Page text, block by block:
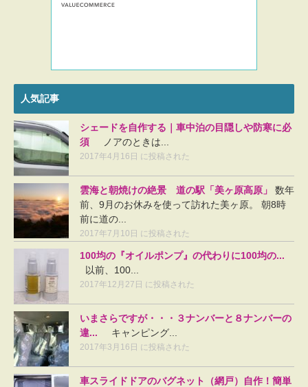
人気記事
シェードを自作する｜車中泊の目隠しや防寒に必
須
ノアのときは...
2017年4月16日 に投稿された
雲海と朝焼けの絶景 道の駅「美ヶ原高原」
数年
前、9月のお休みを使って訪れた美ヶ原。 朝8時
前に道の...
2017年7月10日 に投稿された
100均の『オイルポンプ』の代わりに100均の...
以前、100...
2017年12月27日 に投稿された
いまさらですが・・・３ナンバーと８ナンバーの
違...
キャンピング...
2017年3月16日 に投稿された
車スライドドアのバグネット（網戸）自作！簡単